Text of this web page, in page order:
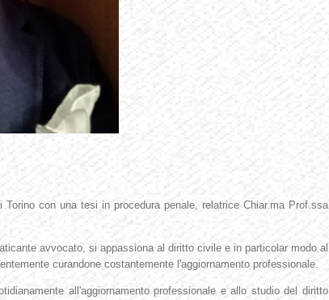
con una tesi in procedura penale, relatrice Chiar.ma Prof.ssa
avvocato, si appassiona al diritto civile e in particolar modo al
curandone costantemente l'aggiornamento professionale.
all'aggiornamento professionale e allo studio del diritto